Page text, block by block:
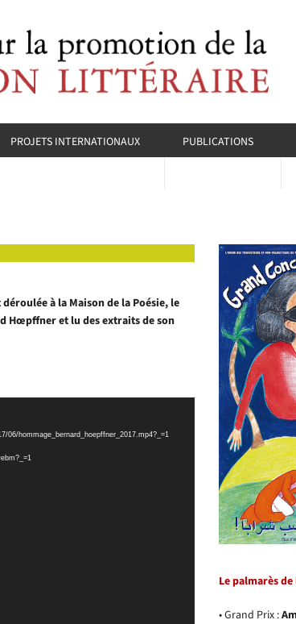
PROJETS INTERNATIONAUX PUBLICATIONS
à la Maison de la Poésie, le
Hœpffner et lu des extraits de son
hommage_bernard_hoepffner_2017.mp4?_=1
Le palmarès de
• Grand Prix :